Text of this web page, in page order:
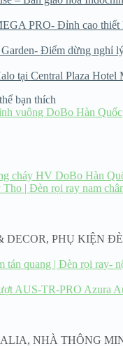
PRO- Đỉnh cao thiết
Điểm dừng nghỉ
tại Central Plaza Hotel
bạn thích
cháy HV DoBo Hàn
DECOR, PHỤ KIỆN
tán quang | Đèn rọi ray-
, NHÀ THÔNG